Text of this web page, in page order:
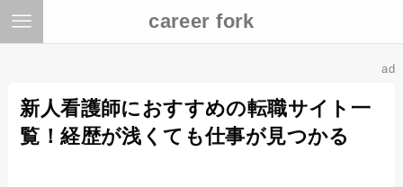
career fork
ad
新人看護師におすすめの転職サイト一
覧！経歴が浅くても仕事が見つかる